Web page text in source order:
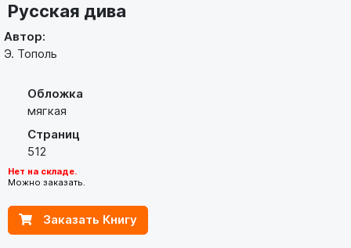
Русская дива
Автор:
Э. Тополь
Обложка
мягкая
Страниц
512
Нет на складе.
Можно заказать.
Заказать Книгу